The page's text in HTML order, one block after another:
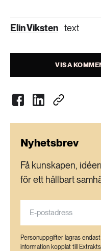
Elin Viksten text
VISA
Nyhetsbrev
Få kunskapen,
för ett hållbart
Personuppgifter lagras
information kopplat till